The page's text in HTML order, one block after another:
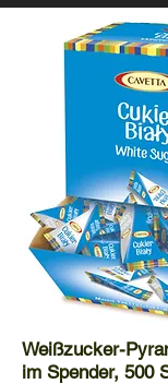
Weißzucker-
im Spender, 500